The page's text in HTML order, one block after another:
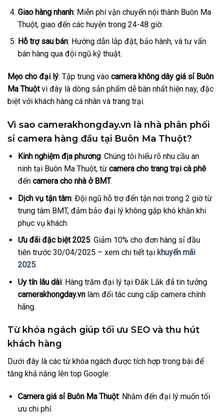
Giao hàng nhanh: Miễn phí vận chuyển nội thành Buôn Ma
Thuột, giao đến các huyện trong 24-48 giờ.
Hỗ trợ sau bán: Hướng dẫn lắp đặt, bảo hành, và tư vấn
bán hàng qua đội ngũ kỹ thuật.
Mẹo cho đại lý: Tập trung vào camera không dây giá sỉ Buôn
Ma Thuộtvì đây là dòng sản phẩm dễ bán nhất hiện nay, đặc
biệt với khách hàng cá nhân và trang trại.
Vì sao camerakhongday.vn là nhà phân phối
sỉ camera hàng đầu tại Buôn Ma Thuột?
Kinh nghiệm địa phương: Chúng tôi hiểu rõ nhu cầu an
ninh tại Buôn Ma Thuột, từ camera cho trang trại cà phê
đến camera cho nhà ở BMT.
Dịch vụ tận tâm: Đội ngũ hỗ trợ đến tận nơi trong 2 giờ từ
trung tâm BMT, đảm bảo đại lý không gặp khó khăn khi
phục vụ khách.
Ưu đãi đặc biệt 2025: Giảm 10% cho đơn hàng sỉ đầu
tiên trước 30/04/2025 – xem chi tiết tại khuyến mãi
2025.
Uy tín lâu dài: Hàng trăm đại lý tại Đắk Lắk đã tin tưởng
camerakhongday.vnlàm đối tác cung cấp camera chính
hãng.
Từ khóa ngách giúp tối ưu SEO và thu hút
khách hàng
Dưới đây là các từ khóa ngách được tích hợp trong bài để
tăng khả năng lên top Google:
Camera giá sỉ Buôn Ma Thuột: Nhắm đến đại lý muốn tối
ưu chi phí.